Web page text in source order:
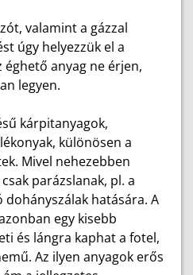
valamint a gázzal
úgy helyezzük el a
anyag ne érjen,
legyen.
kárpitanyagok,
különösen a
Mivel nehezebben
parázslanak, pl. a
hatására. A
egy kisebb
és lángra kaphat a fotel,
Az ilyen anyagok erős